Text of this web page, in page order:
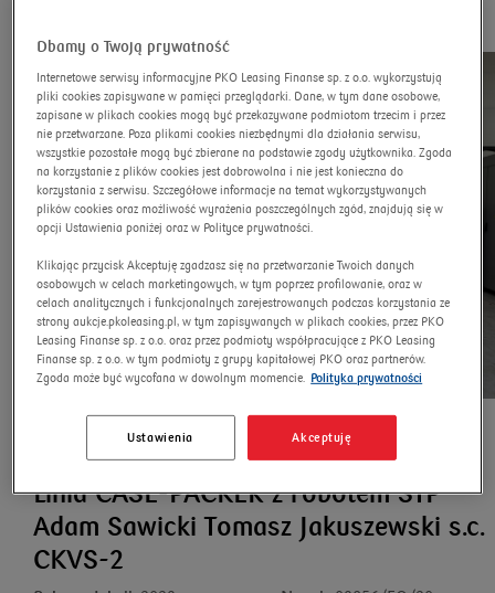
Aukcja z prowizją
Linia CASE-PACKER z robotem STP
Adam Sawicki Tomasz Jakuszewski s.c.
CKVS-2
Dbamy o Twoją prywatność
Internetowe serwisy informacyjne PKO Leasing Finanse sp. z o.o. wykorzystują
pliki cookies zapisywane w pamięci przeglądarki. Dane, w tym dane osobowe,
zapisane w plikach cookies mogą być przekazywane podmiotom trzecim i przez
nie przetwarzane. Poza plikami cookies niezbędnymi dla działania serwisu,
wszystkie pozostałe mogą być zbierane na podstawie zgody użytkownika. Zgoda
na korzystanie z plików cookies jest dobrowolna i nie jest konieczna do
korzystania z serwisu. Szczegółowe informacje na temat wykorzystywanych
plików cookies oraz możliwość wyrażenia poszczególnych zgód, znajdują się w
opcji Ustawienia poniżej oraz w Polityce prywatności.
Klikając przycisk Akceptuję zgadzasz się na przetwarzanie Twoich danych
osobowych w celach marketingowych, w tym poprzez profilowanie, oraz w
celach analitycznych i funkcjonalnych zarejestrowanych podczas korzystania ze
strony aukcje.pkoleasing.pl, w tym zapisywanych w plikach cookies, przez PKO
Leasing Finanse sp. z o.o. oraz przez podmioty współpracujące z PKO Leasing
Finanse sp. z o.o. w tym podmioty z grupy kapitałowej PKO oraz partnerów.
Zgoda może być wycofana w dowolnym momencie.
Polityka prywatności
Akceptuję
Ustawienia